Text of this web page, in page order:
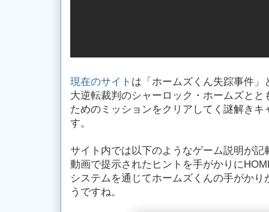
現在のサイト は「ホームズくん失踪事件
大逆転裁判のシャーロック・ホームズと
ためのミッションをクリアしてく謎解き
す。
サイト内では以下のようなゲーム説明が記
動画で提示されたヒントを手がかりに
システムを通じてホームズくんの手がか
うですね。